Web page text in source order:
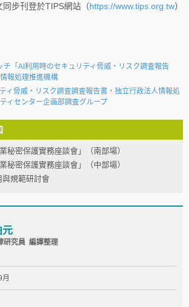
同步刊登於TIPS網站（https://www.tips.org.tw）
チ「AI利用時のセキュリティ脅威・リスク調査報告
報処理推進機構
ィ脅威・リスク調査調査報告書，独立行政法人情報処
ィセンター企画部調査グループ
秘密保護實務座談會」（南部場）
秘密保護實務座談會」（中部場）
規範研討會
元
研究員 編譯整理